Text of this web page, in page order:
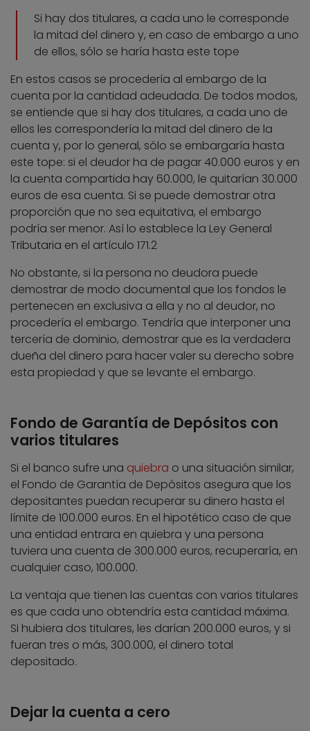
Si hay dos titulares, a cada uno le corresponde
la mitad del dinero y, en caso de embargo a uno
de ellos, sólo se haría hasta este tope
En estos casos se procedería al embargo de la
cuenta por la cantidad adeudada. De todos modos,
se entiende que si hay dos titulares, a cada uno de
ellos les correspondería la mitad del dinero de la
cuenta y, por lo general, sólo se embargaría hasta
este tope: si el deudor ha de pagar 40.000 euros y en
la cuenta compartida hay 60.000, le quitarían 30.000
euros de esa cuenta. Si se puede demostrar otra
proporción que no sea equitativa, el embargo
podría ser menor. Así lo establece la Ley General
Tributaria en el artículo 171.2
No obstante, si la persona no deudora puede
demostrar de modo documental que los fondos le
pertenecen en exclusiva a ella y no al deudor, no
procedería el embargo. Tendría que interponer una
tercería de dominio, demostrar que es la verdadera
dueña del dinero para hacer valer su derecho sobre
esta propiedad y que se levante el embargo.
Fondo de Garantía de Depósitos con
varios titulares
Si el banco sufre una quiebra o una situación similar,
el Fondo de Garantía de Depósitos asegura que los
depositantes puedan recuperar su dinero hasta el
límite de 100.000 euros. En el hipotético caso de que
una entidad entrara en quiebra y una persona
tuviera una cuenta de 300.000 euros, recuperaría, en
cualquier caso, 100.000.
La ventaja que tienen las cuentas con varios titulares
es que cada uno obtendría esta cantidad máxima.
Si hubiera dos titulares, les darían 200.000 euros, y si
fueran tres o más, 300.000, el dinero total
depositado.
Dejar la cuenta a cero